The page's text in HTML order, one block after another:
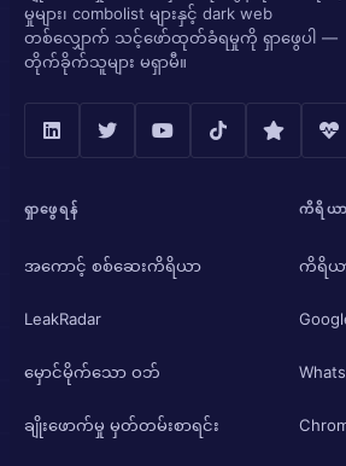
မှုများ၊ combolist များနှင့် dark web
တစ်လျှောက် သင့်ဖော်ထုတ်ခံရမှုကို ရှာဖွေပါ —
တိုက်ခိုက်သူများ မရှာမီ။
ရှာဖွေရန်
အကောင့် စစ်ဆေးကိရိယာ
LeakRadar
မှောင်မိုက်သော ဝဘ်
ချိုးဖောက်မှု မှတ်တမ်းစာရင်း
ကိရိယာ
ကိရိယ